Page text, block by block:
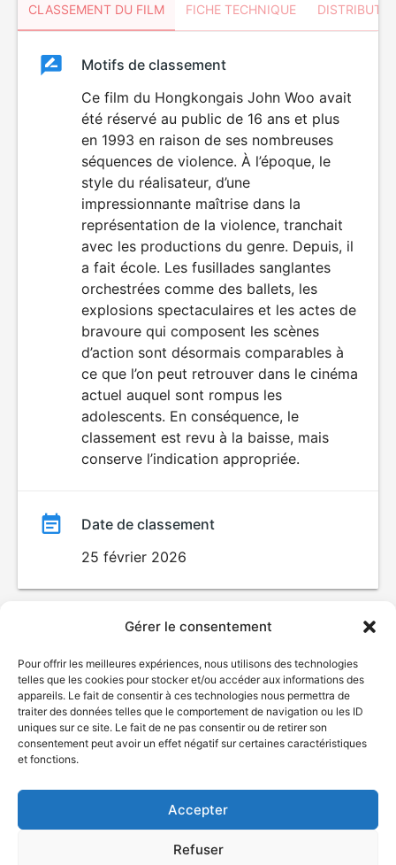
Gérer le consentement
Pour offrir les meilleures expériences, nous utilisons des technologies
telles que les cookies pour stocker et/ou accéder aux informations des
appareils. Le fait de consentir à ces technologies nous permettra de
traiter des données telles que le comportement de navigation ou les ID
uniques sur ce site. Le fait de ne pas consentir ou de retirer son
consentement peut avoir un effet négatif sur certaines caractéristiques
et fonctions.
Accepter
Refuser
CLASSEMENT DU FILM FICHE TECHNIQUE
ClassementClassement
VIOLENCE
Motifs de classement
Ce film du Hongkongais John Woo avait
été réservé au public de 16 ans et plus
en 1993 en raison de ses nombreuses
séquences de violence. À l’époque, le
style du réalisateur, d’une
impressionnante maîtrise dans la
représentation de la violence, tranchait
avec les productions du genre. Depuis, il
a fait école. Les fusillades sanglantes
orchestrées comme des ballets, les
explosions spectaculaires et les actes de
bravoure qui composent les scènes
d’action sont désormais comparables à
ce que l’on peut retrouver dans le cinéma
actuel auquel sont rompus les
adolescents. En conséquence, le
classement est revu à la baisse, mais
conserve l’indication appropriée.
Date de classement
25 février 2026
© Gouvernement du Québec, 2026
Plan du site
Accessibilité
Accès à l'information
Déclaration de services